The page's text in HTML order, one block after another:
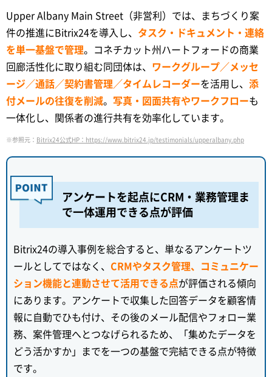
Upper Albany Main Street（非営利）では、まちづくり案
件の推進にBitrix24を導入し、 タスク・ドキュメント・連絡
を単一基盤で管理。コネチカット州ハートフォードの商業
回廊活性化に取り組む同団体は、 ワークグループ／メッセ
ージ／通話／契約書管理／タイムレコーダーを活用し、 添
付メールの往復を削減。 写真・図面共有やワークフローも
一体化し、関係者の進行共有を効率化しています。
※参照元： Bitrix24公式HP：https://www.bitrix24.jp/testimonials/upperalbany.php
アンケートを起点にCRM・業務管理ま
で一体運用できる点が評価
Bitrix24の導入事例を総合すると、単なるアンケートツ
ールとしてではなく、 CRMやタスク管理、コミュニケー
ション機能と連動させて活用できる点が評価される傾向
にあります。アンケートで収集した回答データを顧客情
報に自動でひも付け、その後のメール配信やフォロー業
務、案件管理へとつなげられるため、「集めたデータを
どう活かすか」までを一つの基盤で完結できる点が特徴
です。